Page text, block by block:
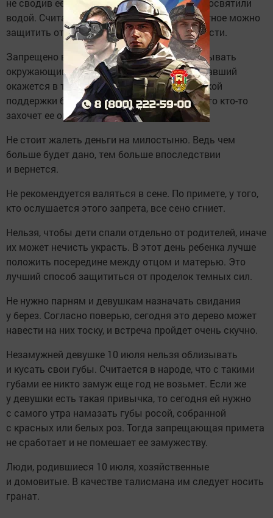
не сводив ее в храм для того, чтобы там ее освятили
водой. Считается, что таким образом животное можно
защитить от дурного глаза и проделок нечисти.
Запрещено в день Самсона Сеногноя отказывать
окружающим в помощи. Иначе после отказавший
окажется в такой ситуации, что без дружеской
поддержки будет не обойтись, но не факт, что кто-то
захочет ее оказать.
Не стоит жалеть деньги на милостыню. Ведь чем
больше будет дано, тем больше впоследствии
и вернется.
Не рекомендуется валяться в сене. По примете, у того,
кто ослушается этого запрета, все сено сгниет.
Нельзя, чтобы дети спали отдельно от родителей, иначе
их может нечисть украсть. В этот день ребенка лучше
положить посередине между отцом и матерью. Это
лучший способ защититься от проделок темных сил.
Не нужно парням и девушкам назначать свидания
у берез. Согласно поверью, сегодня это дерево может
навести на них тоску, и встреча пройдет очень скучно.
Незамужней девушке 10 июля нельзя облизывать
и кусать свои губы. Считается в народе, что с такими
губами ее никто замуж еще год не возьмет. Если же
у девушки есть такая привычка, то сегодня ей нужно
с самого утра намазать губы росой, собранной
с красных или белых роз. Тогда запрещающая примета
не сработает и не помешает ее замужеству.
Люди, родившиеся 10 июля, хозяйственные
и домовитые. В качестве талисмана им следует носить
гранат.